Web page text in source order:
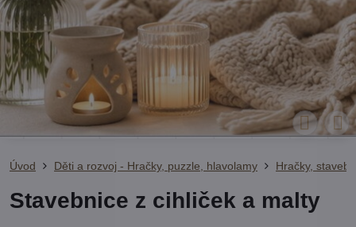
Úvod Děti a rozvoj - Hračky, puzzle, hlavolamy Hračky,
Stavebnice z cihliček a malty